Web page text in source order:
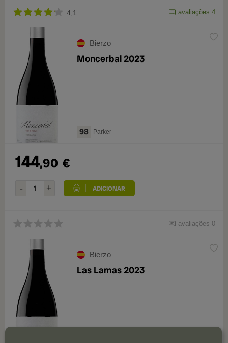
4,1 avaliações 4
Bierzo
Moncerbal 2023
98 Parker
144,90 €
avaliações 0
Bierzo
Las Lamas 2023